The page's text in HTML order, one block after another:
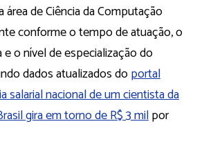
área de Ciência da Computação
conforme o tempo de atuação, o
o nível de especialização do
dados atualizados doportal
salarial nacional de um cientista da
gira em torno de R$ 3 milpor